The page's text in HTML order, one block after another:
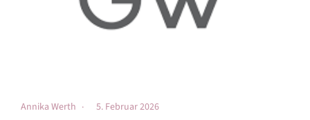
Annika Werth 5. Februar 2026